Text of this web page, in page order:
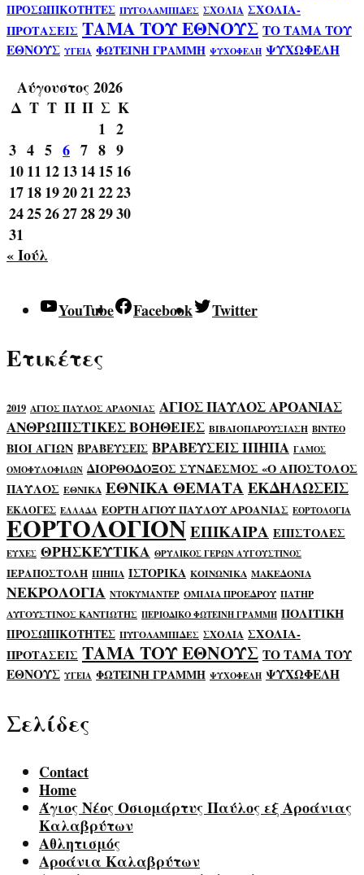
ΠΡΟΣΩΠΙΚΟΤΗΤΕΣ ΠΥΓΟΛΑΜΠΙΔΕΣ ΣΧΟΛΙΑ ΣΧΟΛΙΑ-
ΠΡΟΤΑΣΕΙΣ ΤΑΜΑ ΤΟΥ ΕΘΝΟΥΣ ΤΟ ΤΑΜΑ ΤΟΥ
ΕΘΝΟΥΣ ΥΓΕΙΑ ΦΩΤΕΙΝΗ ΓΡΑΜΜΗ ΨΥΧΟΦΕΛΗ ΨΥΧΩΦΕΛΗ
Αύγουστος 2026
Δ Τ Τ Π Π Σ Κ
1 2
3 4 5 6 7 8 9
1011 1213141516
17181920212223
24252627282930
31
« Ιούλ
YouTube Facebook Twitter
Ετικέτες
2019 ΑΓΙΟΣ ΠΑΥΛΟΣ ΑΡΑΟΝΙΑΣ ΑΓΙΟΣ ΠΑΥΛΟΣ ΑΡΟΑΝΙΑΣ
ΑΝΘΡΩΠΙΣΤΙΚΕΣ ΒΟΗΘΕΙΕΣ ΒΙΒΛΙΟΠΑΡΟΥΣΙΑΣΗ ΒΙΝΤΕΟ
ΒΙΟΙ ΑΓΙΩΝ ΒΡΑΒΕΥΣΕΙΣ ΒΡΑΒΕΥΣΕΙΣ ΙΠΗΠΑ ΓΑΜΟΣ
ΟΜΟΦΥΛΟΦΙΛΩΝ ΔΙΟΡΘΟΔΟΞΟΣ ΣΥΝΔΕΣΜΟΣ «Ο ΑΠΟΣΤΟΛΟΣ
ΠΑΥΛΟΣ ΕΘΝΙΚΑ ΕΘΝΙΚΑ ΘΕΜΑΤΑΕΚΔΗΛΩΣΕΙΣ
ΕΚΛΟΓΕΣ ΕΛΛΑΔΑ ΕΟΡΤΗ ΑΓΙΟΥ ΠΑΥΛΟΥ ΑΡΟΑΝΙΑΣ ΕΟΡΤΟΛΟΓΙΑ
ΕΟΡΤΟΛΟΓΙΟΝΕΠΙΚΑΙΡΑ ΕΠΙΣΤΟΛΕΣ
ΕΥΧΕΣ ΘΡΗΣΚΕΥΤΙΚΑ ΘΡΥΛΙΚΟΣ ΓΕΡΩΝ ΑΥΓΟΥΣΤΙΝΟΣ
ΙΕΡΑΠΟΣΤΟΛΗ ΙΠΗΠΑ ΙΣΤΟΡΙΚΑ ΚΟΙΝΩΝΙΚΑ ΜΑΚΕΔΟΝΙΑ
ΝΕΚΡΟΛΟΓΙΑ ΝΤΟΚΥΜΑΝΤΕΡ ΟΜΙΛΙΑ ΠΡΟΕΔΡΟΥ ΠΑΤΗΡ
ΑΥΓΟΥΣΤΙΝΟΣ ΚΑΝΤΙΩΤΗΣ ΠΕΡΙΟΔΙΚΟ ΦΩΤΕΙΝΗ ΓΡΑΜΜΗ ΠΟΛΙΤΙΚΗ
ΠΡΟΣΩΠΙΚΟΤΗΤΕΣ ΠΥΓΟΛΑΜΠΙΔΕΣ ΣΧΟΛΙΑ ΣΧΟΛΙΑ-
ΠΡΟΤΑΣΕΙΣ ΤΑΜΑ ΤΟΥ ΕΘΝΟΥΣ ΤΟ ΤΑΜΑ ΤΟΥ
ΕΘΝΟΥΣ ΥΓΕΙΑ ΦΩΤΕΙΝΗ ΓΡΑΜΜΗ ΨΥΧΟΦΕΛΗ ΨΥΧΩΦΕΛΗ
Σελίδες
Contact
Home
Άγιος Νέος Οσιομάρτυς Παύλος εξ Αροάνιας
Καλαβρύτων
Αθλητισμός
Αροάνια Καλαβρύτων